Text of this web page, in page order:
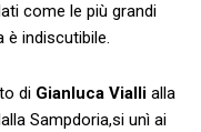
come le più grandi
indiscutibile.
di⁣ Gianluca Vialli alla
Sampdoria,si unì ai